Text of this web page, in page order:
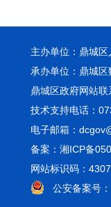
主办单位：鼎城
承办单位：鼎城区
鼎城区政府网站
技术支持电话：
电子邮箱：
备案：湘ICP备
网站标识码：
公安备案号